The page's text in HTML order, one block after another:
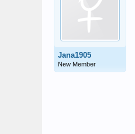
Jana1905
New Member